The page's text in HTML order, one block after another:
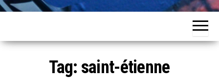
Chroniques
de
Tag: saint-étienne